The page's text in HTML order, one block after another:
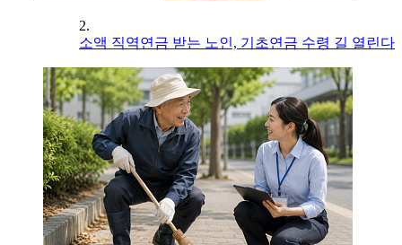
2.
소액 직역연금 받는 노인, 기초연금 수령 길 열린다